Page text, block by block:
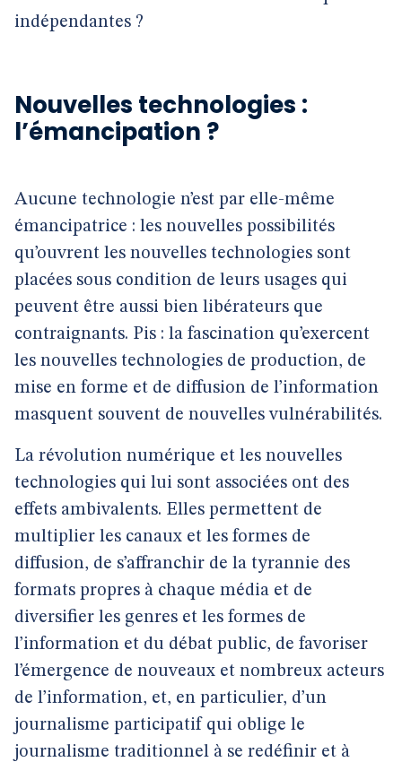
indépendantes ?
Nouvelles technologies :
l’émancipation ?
Aucune technologie n’est par elle-même
émancipatrice : les nouvelles possibilités
qu’ouvrent les nouvelles technologies sont
placées sous condition de leurs usages qui
peuvent être aussi bien libérateurs que
contraignants. Pis : la fascination qu’exercent
les nouvelles technologies de production, de
mise en forme et de diffusion de l’information
masquent souvent de nouvelles vulnérabilités.
La révolution numérique et les nouvelles
technologies qui lui sont associées ont des
effets ambivalents. Elles permettent de
multiplier les canaux et les formes de
diffusion, de s’affranchir de la tyrannie des
formats propres à chaque média et de
diversifier les genres et les formes de
l’information et du débat public, de favoriser
l’émergence de nouveaux et nombreux acteurs
de l’information, et, en particulier, d’un
journalisme participatif qui oblige le
journalisme traditionnel à se redéfinir et à